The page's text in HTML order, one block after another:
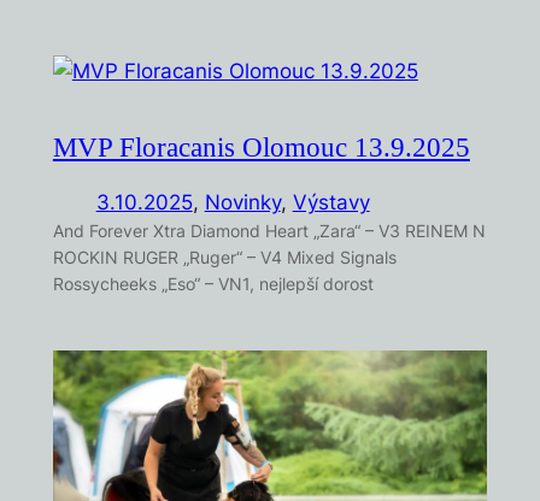
MVP Floracanis Olomouc 13.9.2025
3.10.2025, Novinky, Výstavy
And Forever Xtra Diamond Heart „Zara“ – V3 REINEM N
ROCKIN RUGER „Ruger“ – V4 Mixed Signals
Rossycheeks „Eso“ – VN1, nejlepší dorost